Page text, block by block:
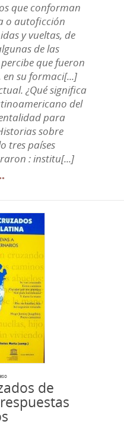
que conforman
o autoficción
y vueltas, de
de las
que fueron
su formaci[...]
¿Qué significa
del
para
sobre
tres países
: institu[...]
de